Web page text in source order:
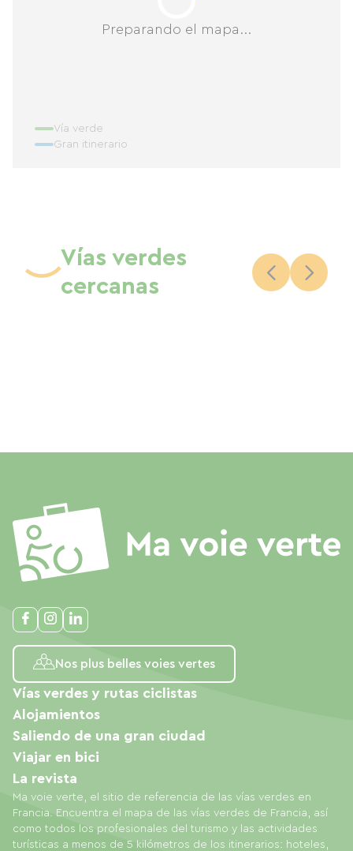
Preparando el mapa...
Vía verde
Gran itinerario
Vías verdes
cercanas
Nos plus belles voies vertes
Ma voie verte, el sitio de referencia de las vías verdes en
Francia. Encuentra el mapa de las vías verdes de Francia, así
como todos los profesionales del turismo y las actividades
turísticas a menos de 5 kilómetros de los itinerarios: hoteles,
Vías verdes y rutas ciclistas
Alojamientos
Saliendo de una gran ciudad
Viajar en bici
La revista